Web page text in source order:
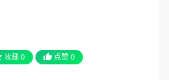
收藏 0 点赞 0